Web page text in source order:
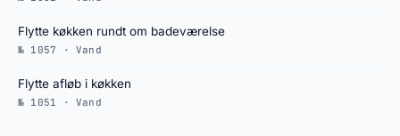
Flytte køkken rundt om badeværelse
№ 1057 · Vand
Flytte afløb i køkken
№ 1051 · Vand